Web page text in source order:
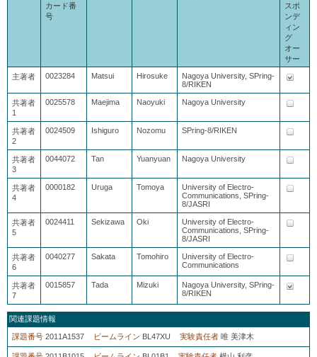
カード番
号
スポ
ンデ
ィン
グ
オー
サー
主著者 0023284 Matsui Hirosuke
Nagoya University, SPring-
8/RIKEN
共著者
1
0025578 Maejima Naoyuki Nagoya University
共著者
2
0024509 Ishiguro Nozomu SPring-8/RIKEN
共著者
3
0044072 Tan Yuanyuan Nagoya University
共著者
4
0000182 Uruga Tomoya
University of Electro-
Communications, SPring-
8/JASRI
共著者
5
0024411 Sekizawa Oki
University of Electro-
Communications, SPring-
8/JASRI
共著者
6
0040277 Sakata Tomohiro
University of Electro-
Communications
共著者
7
0015857 Tada Mizuki
Nagoya University, SPring-
8/RIKEN
関連課題情報
課題番号 2011A1537 ビームライン BL47XU 実験責任者 唯 美津木